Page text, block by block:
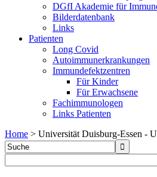
DGfI Akademie für
Bilderdatenbank
Links
Patienten
Long Covid
Autoimmunerkrankungen
Immundefektzentren
Für Kinder
Für Erwachsene
Fachimmunologen
Links Patienten
Home > Universität Duisburg-Essen -